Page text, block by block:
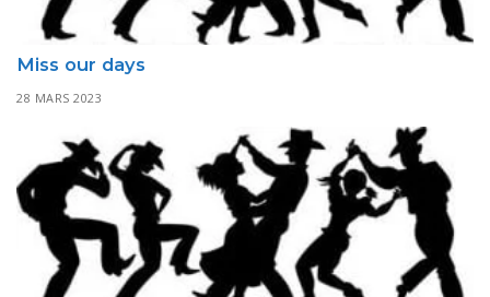
Miss our days
28 MARS 2023